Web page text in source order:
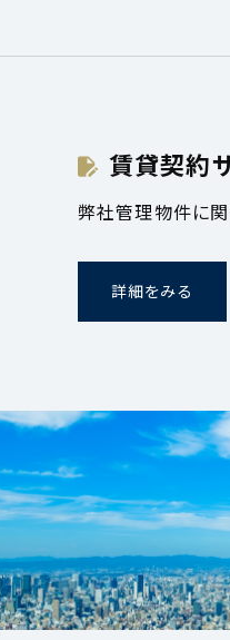
賃貸契約
弊社管理物件に関
詳細をみる